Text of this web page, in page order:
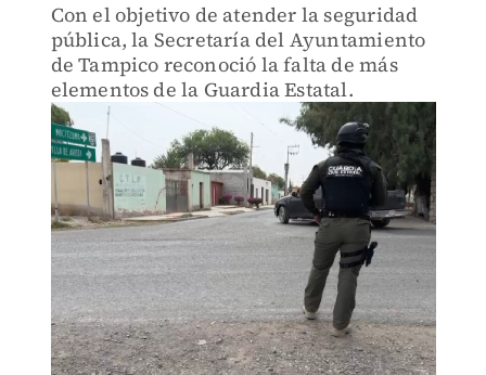
Con el objetivo de atender la seguridad
pública, la Secretaría del Ayuntamiento
de Tampico reconoció la falta de más
elementos de la Guardia Estatal.